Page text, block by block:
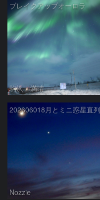
ブレイクアップオーロラ
駒沢 満晴
202606018月とミニ惑星直列
Nozzie